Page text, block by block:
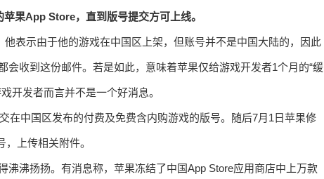
果App Store，直到版号提交方可上线。
表示由于他的游戏在中国区上架，但账号并不是中国大陆的，因此
收到这份邮件。若是如此，意味着苹果仅给游戏开发者1个月的“缓
开发者而言并不是一个好消息。
在中国区发布的付费及免费含内购游戏的版号。随后7月1日苹果修
上传相关附件。
沸扬扬。有消息称，苹果冻结了中国App Store应用商店中上万款